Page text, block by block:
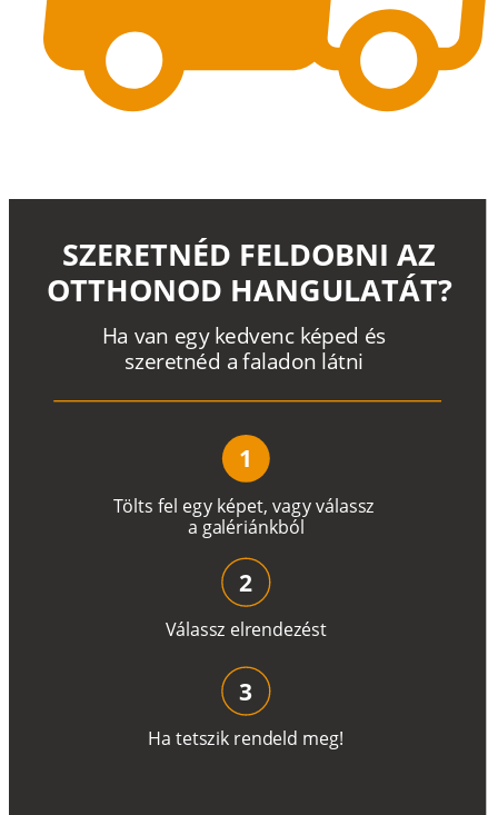
Tölts fel egy képet, vagyválassz
a galériánkból
Ha van egy kedvenc képed és
szeretnéd a faladon látni
SZERETNÉD FELDOBNI AZ
OTTHONOD HANGULATÁT?
1
Válassz elrendezést
2
Ha tetszik rendeld meg!
3